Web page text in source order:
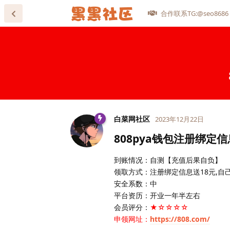
合作联系TG:@seo8686
白菜网社区 2023年12月22日
808pya钱包注册绑定
到账情况：自测【充值后果自负】
领取方式：注册绑定信息送18元,自
安全系数：中
平台资历：开业一年半左右
会员评分： ★☆☆☆☆
申领网址： https://808.com/